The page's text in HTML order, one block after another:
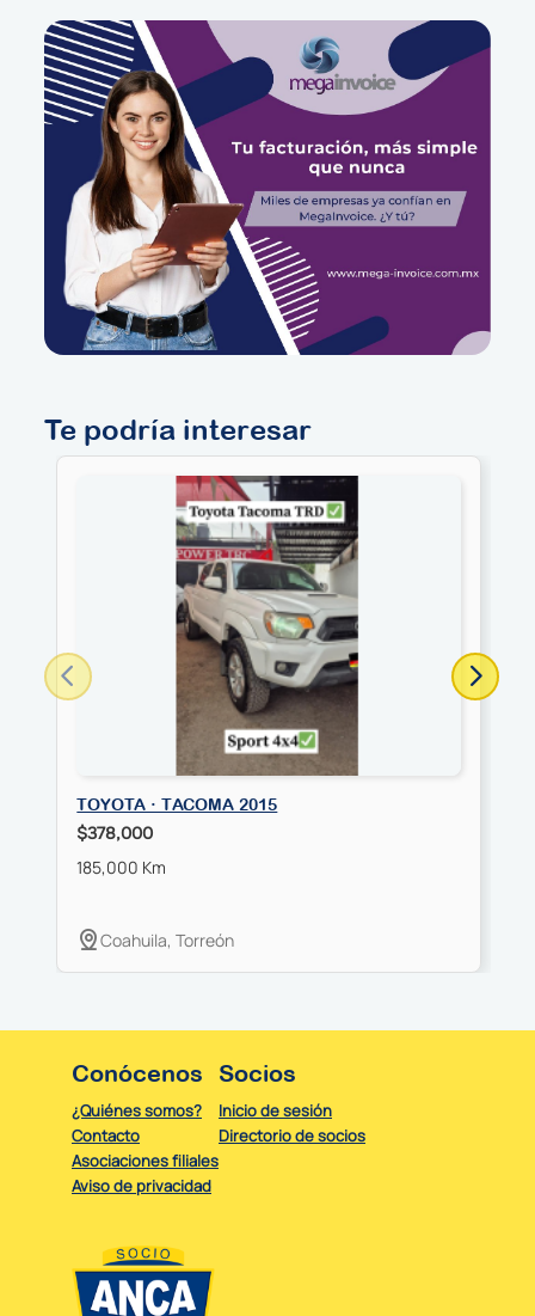
Te podría interesar
TOYOTA · TACOMA 2015
$378,000
185,000 Km
Coahuila, Torreón
Conócenos
¿Quiénes somos?
Contacto
Asociaciones filiales
Aviso de privacidad
Socios
Inicio de sesión
Directorio de socios